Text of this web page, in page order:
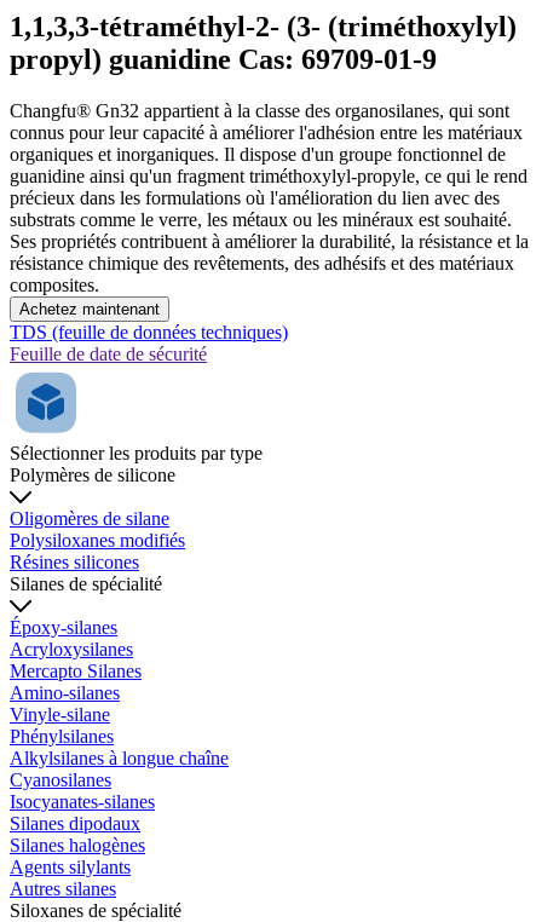
1,1,3,3-tétraméthyl-2- (3- (triméthoxylyl)
propyl) guanidine Cas: 69709-01-9
Changfu® Gn32 appartient à la classe des organosilanes, qui sont
connus pour leur capacité à améliorer l'adhésion entre les matériaux
organiques et inorganiques. Il dispose d'un groupe fonctionnel de
guanidine ainsi qu'un fragment triméthoxylyl-propyle, ce qui le rend
précieux dans les formulations où l'amélioration du lien avec des
substrats comme le verre, les métaux ou les minéraux est souhaité.
Ses propriétés contribuent à améliorer la durabilité, la résistance et la
résistance chimique des revêtements, des adhésifs et des matériaux
composites.
Achetez maintenant
TDS (feuille de données techniques)
Feuille de date de sécurité
Sélectionner les produits par type
Polymères de silicone
Oligomères de silane
Polysiloxanes modifiés
Résines silicones
Silanes de spécialité
Époxy-silanes
Acryloxysilanes
Mercapto Silanes
Amino-silanes
Vinyle-silane
Phénylsilanes
Alkylsilanes à longue chaîne
Cyanosilanes
Isocyanates-silanes
Silanes dipodaux
Silanes halogènes
Agents silylants
Autres silanes
Siloxanes de spécialité